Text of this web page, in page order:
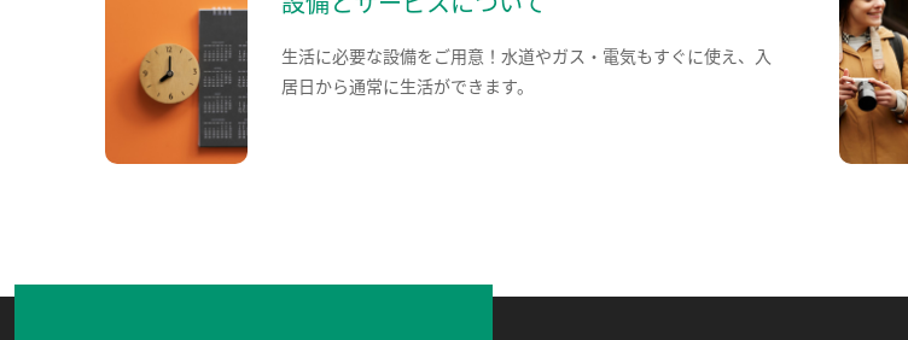
生活に必要な設備をご用意！水道やガス・電気もすぐに使え、入
居日から通常に生活ができます。